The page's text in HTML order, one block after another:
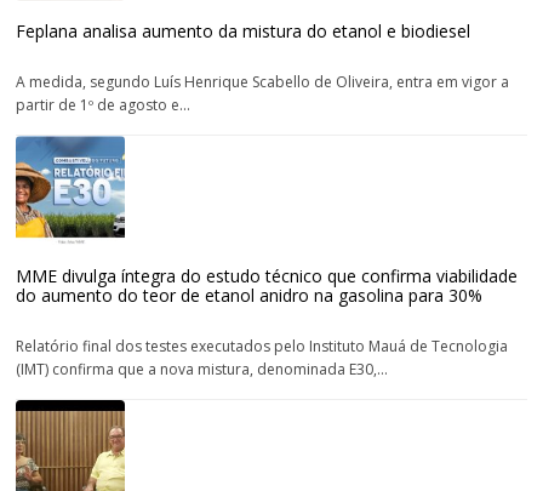
Feplana analisa aumento da mistura do etanol e biodiesel
A medida, segundo Luís Henrique Scabello de Oliveira, entra em vigor a
partir de 1º de agosto e...
MME divulga íntegra do estudo técnico que confirma viabilidade
do aumento do teor de etanol anidro na gasolina para 30%
Relatório final dos testes executados pelo Instituto Mauá de Tecnologia
(IMT) confirma que a nova mistura, denominada E30,...